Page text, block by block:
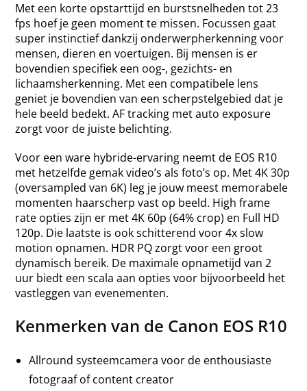
Met een korte opstarttijd en burstsnelheden tot 23
fps hoef je geen moment te missen. Focussen gaat
super instinctief dankzij onderwerpherkenning voor
mensen, dieren en voertuigen. Bij mensen is er
bovendien specifiek een oog-, gezichts- en
lichaamsherkenning. Met een compatibele lens
geniet je bovendien van een scherpstelgebied dat je
hele beeld bedekt. AF tracking met auto exposure
zorgt voor de juiste belichting.
Voor een ware hybride-ervaring neemt de EOS R10
met hetzelfde gemak video’s als foto’s op. Met 4K 30p
(oversampled van 6K) leg je jouw meest memorabele
momenten haarscherp vast op beeld. High frame
rate opties zijn er met 4K 60p (64% crop) en Full HD
120p. Die laatste is ook schitterend voor 4x slow
motion opnamen. HDR PQ zorgt voor een groot
dynamisch bereik. De maximale opnametijd van 2
uur biedt een scala aan opties voor bijvoorbeeld het
vastleggen van evenementen.
Kenmerken van de Canon EOS R10
Allround systeemcamera voor de enthousiaste
fotograaf of content creator